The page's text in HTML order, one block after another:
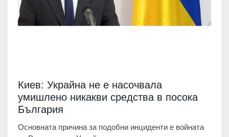
Киев: Украйна не е насочвала
умишлено никакви средства в посока
България
Основната причина за подобни инциденти е войната